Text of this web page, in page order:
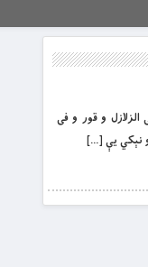
و قور و فى
نېکي یې […]